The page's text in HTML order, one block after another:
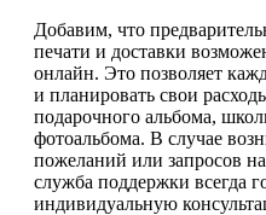
Добавим, что
печати и доставки
онлайн. Это позволяет
и планировать свои
подарочного альбома,
фотоальбома. В случае
пожеланий или запросов
служба поддержки всегда
индивидуальную